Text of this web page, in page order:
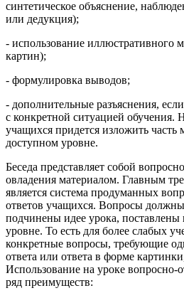
синтетическое объяснение,
или дедукция);
- использование иллюстративного
картин);
- формулировка выводов;
- дополнительные разъяснения,
с конкретной ситуацией обучения.
учащихся придется изложить часть
доступном уровне.
Беседа представляет собой
овладения материалом. Главным
является система продуманных
ответов учащихся. Вопросы
подчинены идее урока,
уровне. То есть для более слабых
конкретные вопросы, требующие
ответа или ответа в форме
Использование на уроке вопросно-
ряд преимуществ: